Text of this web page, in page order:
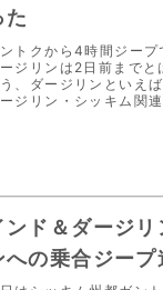
た
トクから4時間ジー
ジリンは2日前までと
、ダージリンといえ
ジリン・シッキム関
ンド＆ダージ
への乗合ジープ